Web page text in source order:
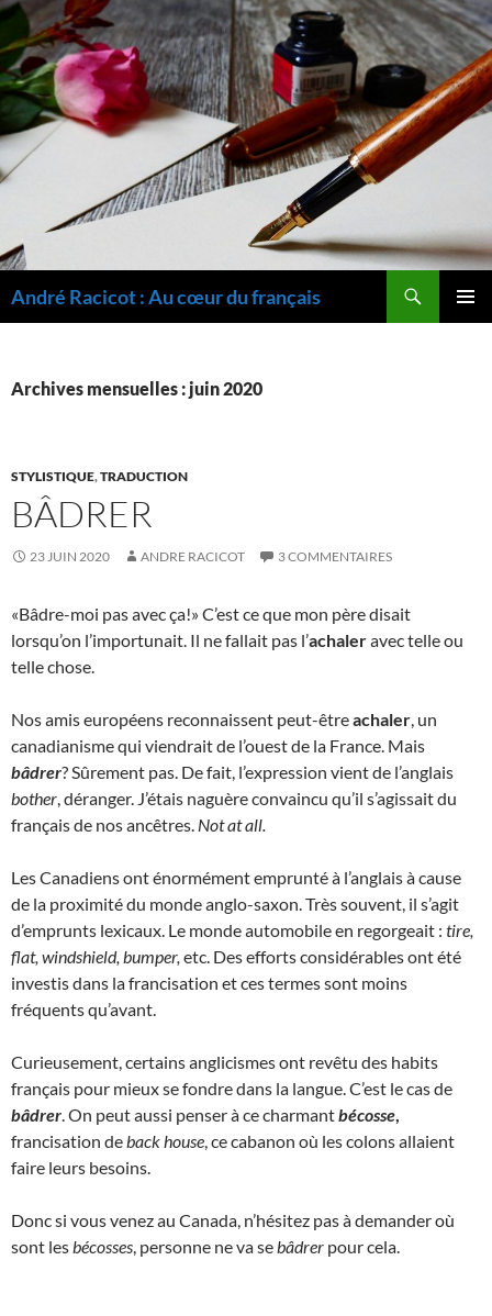
André Racicot : Au cœur du français
Archives mensuelles : juin 2020
STYLISTIQUE,TRADUCTION
BÂDRER
23 JUIN 2020 ANDRE RACICOT 3 COMMENTAIRES
«Bâdre-moi pas avec ça!» C’est ce que mon père disait
lorsqu’on l’importunait. Il ne fallait pas l’achaleravec telle ou
telle chose.
Nos amis européens reconnaissent peut-êtreachaler, un
canadianisme qui viendrait de l’ouest de la France. Mais
bâdrer? Sûrement pas. De fait, l’expression vient de l’anglais
bother, déranger. J’étais naguère convaincu qu’il s’agissait du
français de nos ancêtres. Not at all.
Les Canadiens ont énormément emprunté à l’anglais à cause
de la proximité du monde anglo-saxon. Très souvent, il s’agit
d’emprunts lexicaux. Le monde automobile en regorgeait : tire,
flat, windshield, bumper, etc. Des efforts considérables ont été
investis dans la francisation et ces termes sont moins
fréquents qu’avant.
Curieusement, certains anglicismes ont revêtu des habits
français pour mieux se fondre dans la langue. C’est le cas de
bâdrer. On peut aussi penser à ce charmantbécosse,
francisation deback house, ce cabanon où les colons allaient
faire leurs besoins.
Donc si vous venez au Canada, n’hésitez pas à demander où
sont lesbécosses, personne ne va sebâdrer pour cela.